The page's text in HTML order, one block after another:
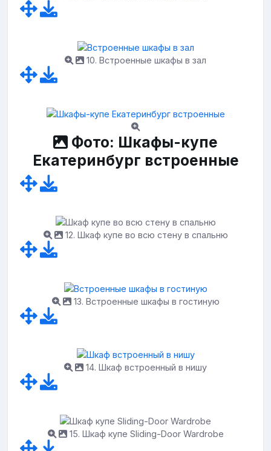
10. Встроенные шкафы в зал
Фото: Шкафы-купе
Екатеринбург встроенные
12. Шкаф купе во всю стену в спальню
13. Встроенные шкафы в гостиную
14. Шкаф встроенный в нишу
15. Шкаф купе Sliding-Door Wardrobe